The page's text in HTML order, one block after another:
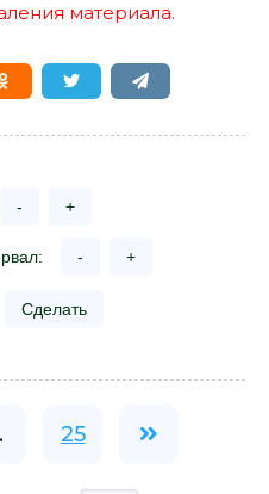
материала.
- +
- +
Сделать
25